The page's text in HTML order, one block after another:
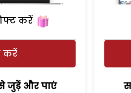
करें
करें
जुड़ेें और पाएं